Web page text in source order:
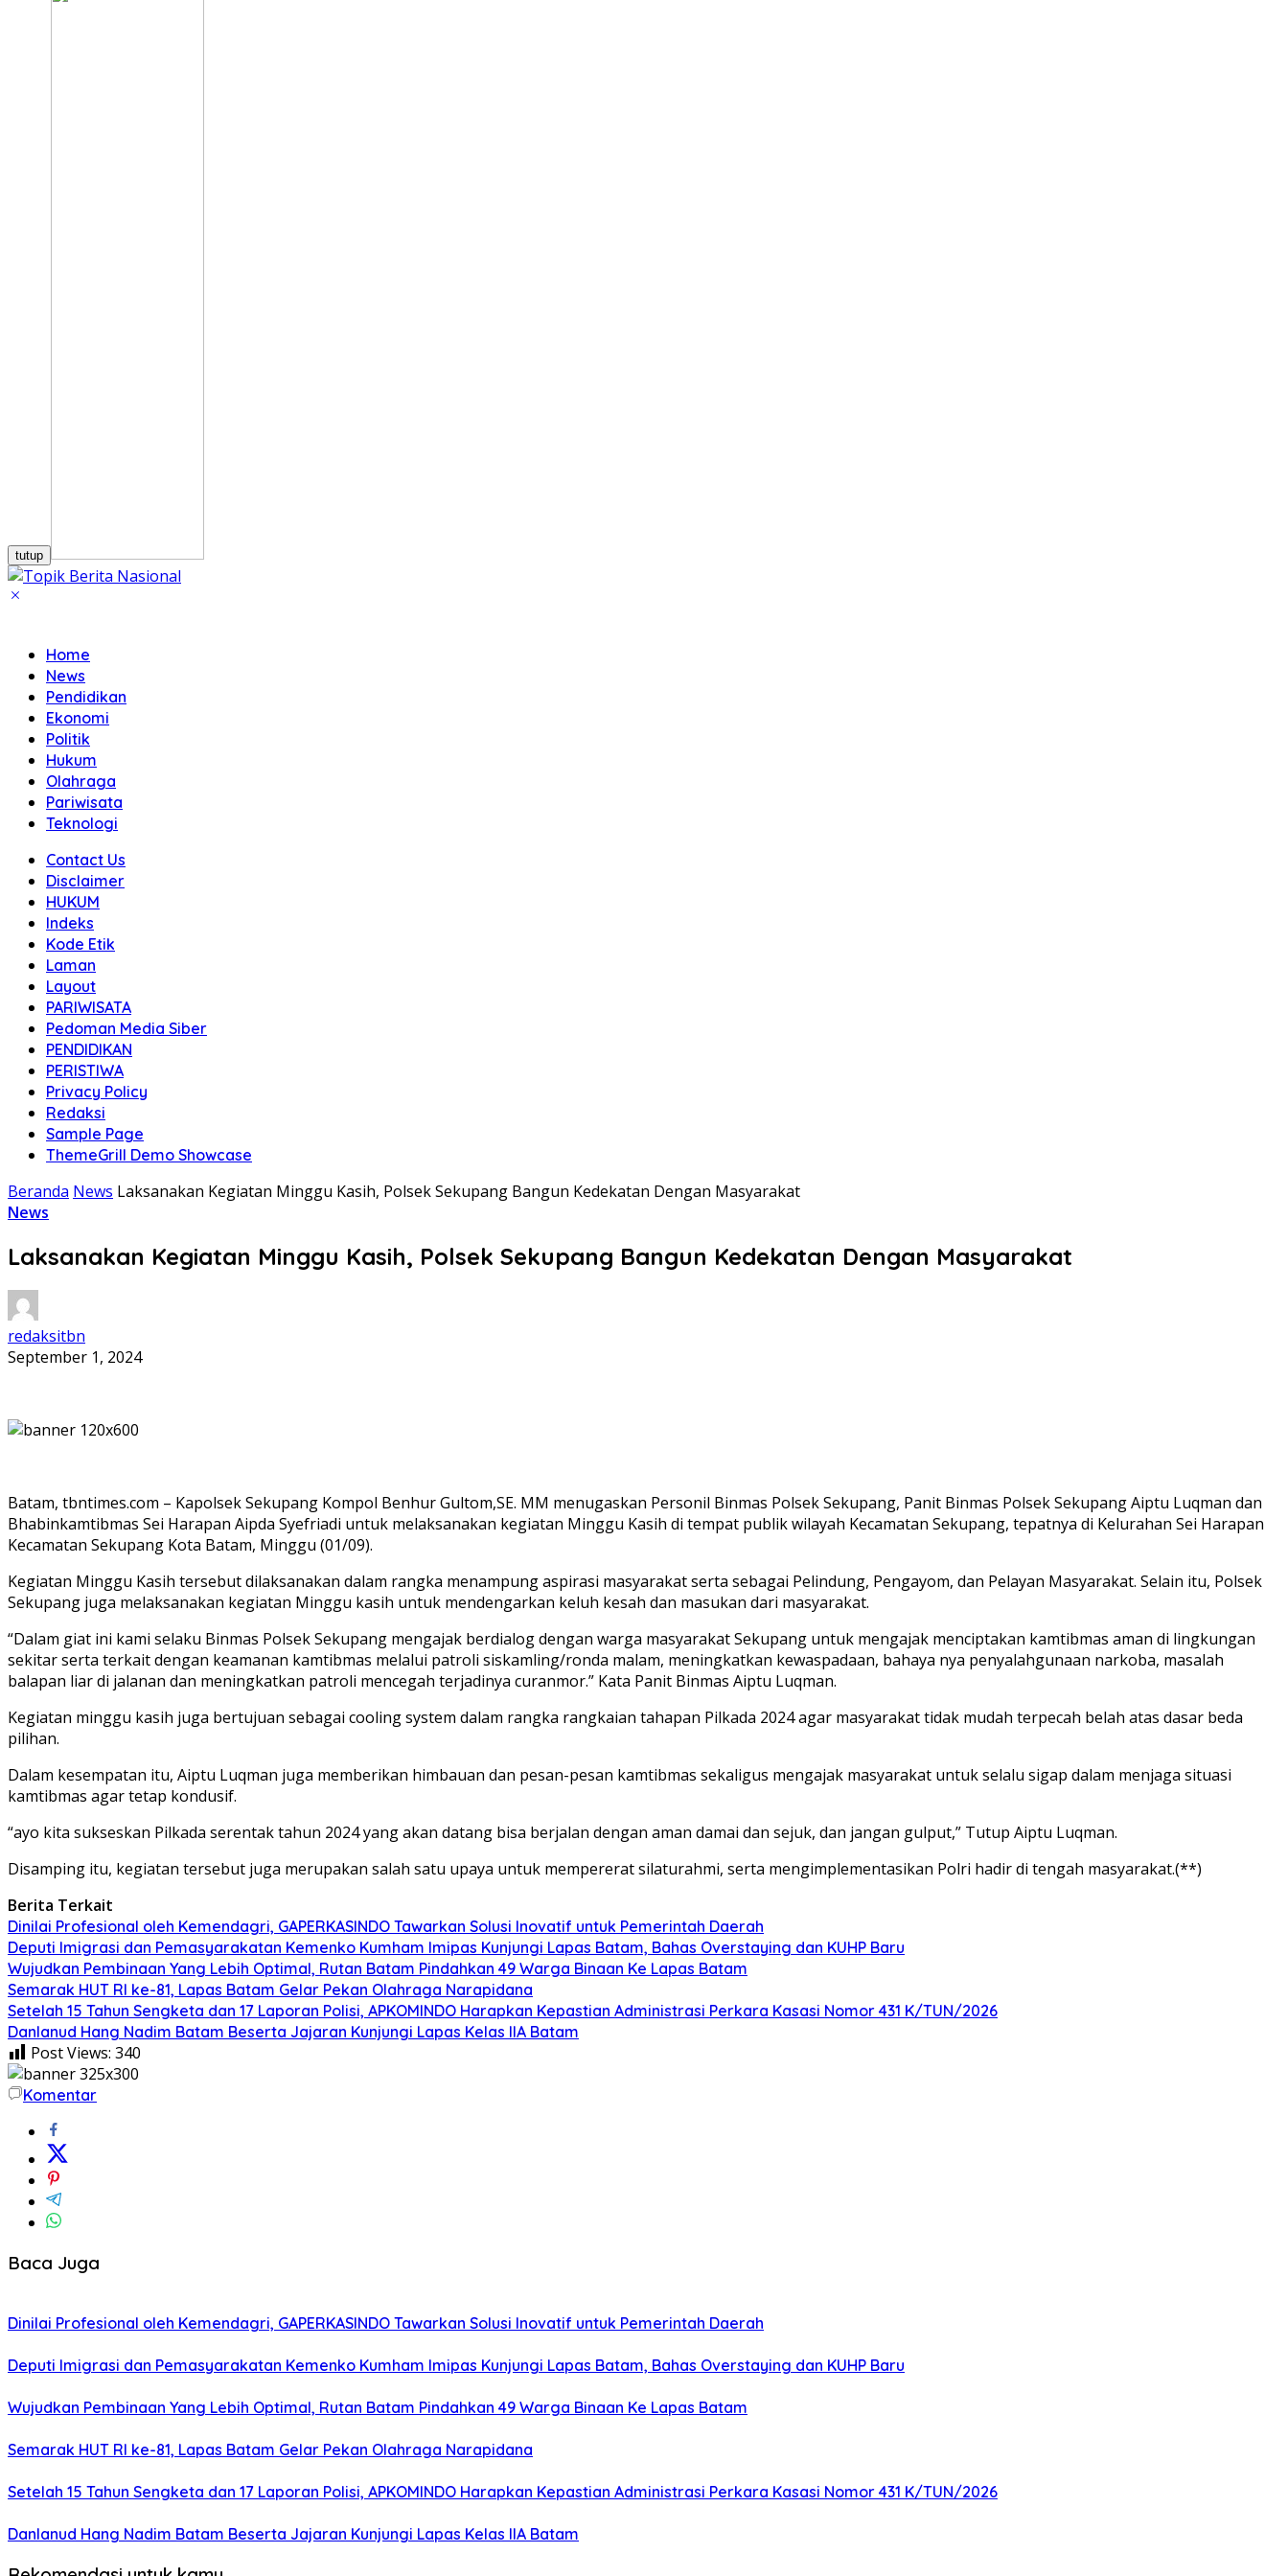
tutup
Home
News
Pendidikan
Ekonomi
Politik
Hukum
Olahraga
Pariwisata
Teknologi
Contact Us
Disclaimer
HUKUM
Indeks
Kode Etik
Laman
Layout
PARIWISATA
Pedoman Media Siber
PENDIDIKAN
PERISTIWA
Privacy Policy
Redaksi
Sample Page
ThemeGrill Demo Showcase
Beranda News Laksanakan Kegiatan Minggu Kasih, Polsek Sekupang Bangun Kedekatan Dengan Masyarakat
News
Laksanakan Kegiatan Minggu Kasih, Polsek Sekupang Bangun Kedekatan Dengan Masyarakat
redaksitbn
September 1, 2024
Batam, tbntimes.com – Kapolsek Sekupang Kompol Benhur Gultom,SE. MM menugaskan Personil Binmas Polsek Sekupang, Panit Binmas Polsek Sekupang Aiptu Luqman dan
Bhabinkamtibmas Sei Harapan Aipda Syefriadi untuk melaksanakan kegiatan Minggu Kasih di tempat publik wilayah Kecamatan Sekupang, tepatnya di Kelurahan Sei Harapan
Kecamatan Sekupang Kota Batam, Minggu (01/09).
Kegiatan Minggu Kasih tersebut dilaksanakan dalam rangka menampung aspirasi masyarakat serta sebagai Pelindung, Pengayom, dan Pelayan Masyarakat. Selain itu, Polsek
Sekupang juga melaksanakan kegiatan Minggu kasih untuk mendengarkan keluh kesah dan masukan dari masyarakat.
“Dalam giat ini kami selaku Binmas Polsek Sekupang mengajak berdialog dengan warga masyarakat Sekupang untuk mengajak menciptakan kamtibmas aman di lingkungan
sekitar serta terkait dengan keamanan kamtibmas melalui patroli siskamling/ronda malam, meningkatkan kewaspadaan, bahaya nya penyalahgunaan narkoba, masalah
balapan liar di jalanan dan meningkatkan patroli mencegah terjadinya curanmor.” Kata Panit Binmas Aiptu Luqman.
Kegiatan minggu kasih juga bertujuan sebagai cooling system dalam rangka rangkaian tahapan Pilkada 2024 agar masyarakat tidak mudah terpecah belah atas dasar beda
pilihan.
Dalam kesempatan itu, Aiptu Luqman juga memberikan himbauan dan pesan-pesan kamtibmas sekaligus mengajak masyarakat untuk selalu sigap dalam menjaga situasi
kamtibmas agar tetap kondusif.
“ayo kita sukseskan Pilkada serentak tahun 2024 yang akan datang bisa berjalan dengan aman damai dan sejuk, dan jangan gulput,” Tutup Aiptu Luqman.
Disamping itu, kegiatan tersebut juga merupakan salah satu upaya untuk mempererat silaturahmi, serta mengimplementasikan Polri hadir di tengah masyarakat.(**)
Berita Terkait
Dinilai Profesional oleh Kemendagri, GAPERKASINDO Tawarkan Solusi Inovatif untuk Pemerintah Daerah
Deputi Imigrasi dan Pemasyarakatan Kemenko Kumham Imipas Kunjungi Lapas Batam, Bahas Overstaying dan KUHP Baru
Wujudkan Pembinaan Yang Lebih Optimal, Rutan Batam Pindahkan 49 Warga Binaan Ke Lapas Batam
Semarak HUT RI ke-81, Lapas Batam Gelar Pekan Olahraga Narapidana
Setelah 15 Tahun Sengketa dan 17 Laporan Polisi, APKOMINDO Harapkan Kepastian Administrasi Perkara Kasasi Nomor 431 K/TUN/2026
Danlanud Hang Nadim Batam Beserta Jajaran Kunjungi Lapas Kelas IIA Batam
Post Views: 340
Komentar
Baca Juga
Dinilai Profesional oleh Kemendagri, GAPERKASINDO Tawarkan Solusi Inovatif untuk Pemerintah Daerah
Deputi Imigrasi dan Pemasyarakatan Kemenko Kumham Imipas Kunjungi Lapas Batam, Bahas Overstaying dan KUHP Baru
Wujudkan Pembinaan Yang Lebih Optimal, Rutan Batam Pindahkan 49 Warga Binaan Ke Lapas Batam
Semarak HUT RI ke-81, Lapas Batam Gelar Pekan Olahraga Narapidana
Setelah 15 Tahun Sengketa dan 17 Laporan Polisi, APKOMINDO Harapkan Kepastian Administrasi Perkara Kasasi Nomor 431 K/TUN/2026
Danlanud Hang Nadim Batam Beserta Jajaran Kunjungi Lapas Kelas IIA Batam